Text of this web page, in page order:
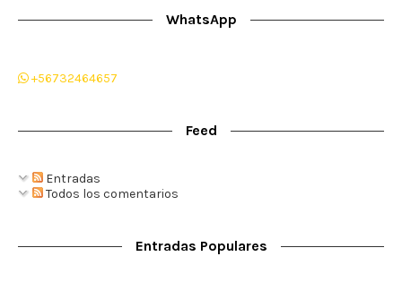
WhatsApp
+56732464657
Feed
Entradas
Todos los comentarios
Entradas Populares